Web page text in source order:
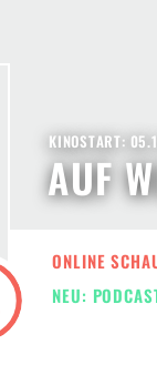
AUF
KINOSTART:
ONLINE
NEU: